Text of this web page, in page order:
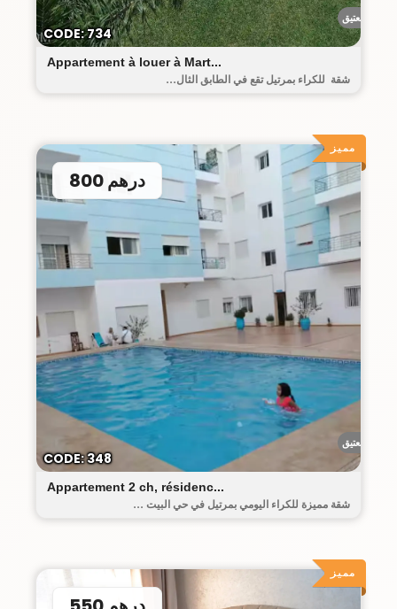
البيت العتيق
Appartement à louer à Mart...
شقة للكراء بمرتيل تقع في الطابق الثال...
CODE: 734
مميز
البيت العتيق
Appartement 2 ch, résidenc...
800 درهم
شقة مميزة للكراء اليومي بمرتيل في حي البيت ...
CODE: 348
مميز